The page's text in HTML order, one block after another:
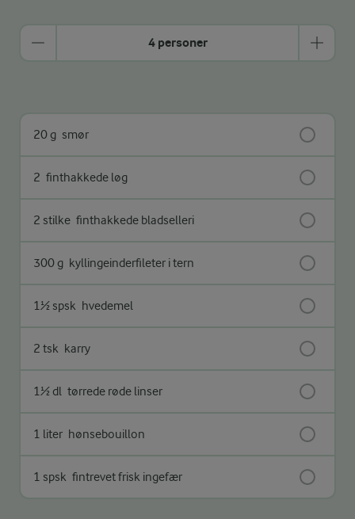
4 personer
20 g smør
2 finthakkede løg
2 stilke finthakkede bladselleri
300 g kyllingeinderfileter i tern
1½ spsk hvedemel
2 tsk karry
1½ dl tørrede røde linser
1 liter hønsebouillon
1 spsk fintrevet frisk ingefær